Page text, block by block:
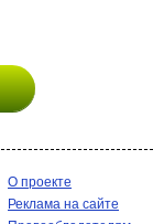
О проекте
Реклама на сайте